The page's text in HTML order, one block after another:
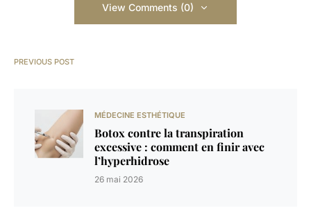
View Comments (0)
PREVIOUS POST
MÉDECINE ESTHÉTIQUE
Botox contre la transpiration
excessive : comment en finir avec
l’hyperhidrose
26 mai 2026